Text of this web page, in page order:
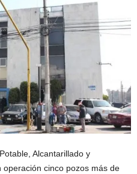
Alcantarillado y
cinco pozos más de